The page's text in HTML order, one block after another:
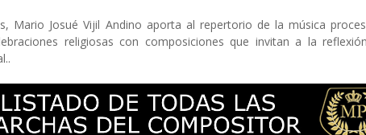
Mario Josué Vijil Andino aporta al repertorio de la música
religiosas con composiciones que invitan a la